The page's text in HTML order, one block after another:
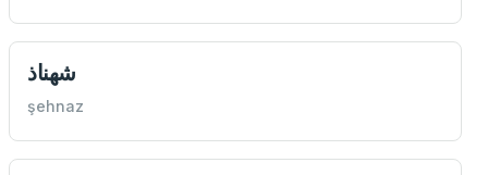
شهناذ
şehnaz